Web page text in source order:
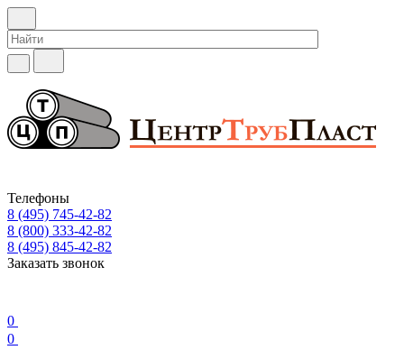
Телефоны
8 (495) 745-42-82
8 (800) 333-42-82
8 (495) 845-42-82
Заказать звонок
0
0